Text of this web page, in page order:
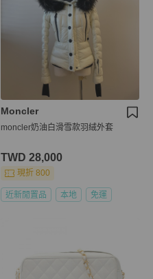
Moncler
moncler奶油白滑雪款羽絨外套
TWD 28,000
現折 800
近新閒置品 本地 免運